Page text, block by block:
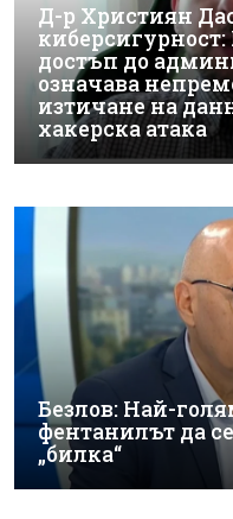
Д-р Християн
достъп до
означава
изтичане на
хакерска атака
Безлов: Най-
фентанилът да
„билка“